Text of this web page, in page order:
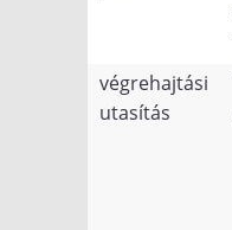
végrehajtási
utasítás